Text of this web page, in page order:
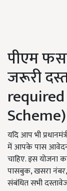
पीएम
जरूरी
Scheme)
यदि आप भी
में आपके पास
चाहिए. इस
पासबुक, खसरा नंबर,
संबंधित सभी